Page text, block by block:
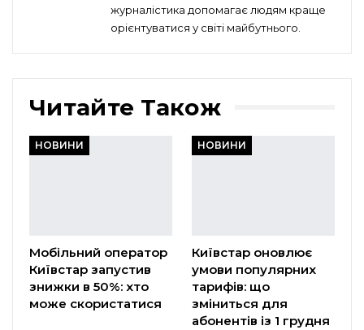
журналістика допомагає людям краще
орієнтуватися у світі майбутнього.
Читайте Також
НОВИНИ
Мобільний оператор
Київстар запустив
знижки в 50%: хто
може скористатися
НОВИНИ
Київстар оновлює
умови популярних
тарифів: що
зміниться для
абонентів із 1 грудня